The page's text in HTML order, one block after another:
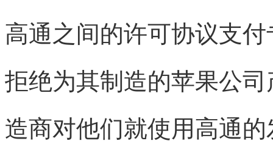
高通之间的许可协议支
拒绝为其制造的苹果公
造商对他们就使用高通